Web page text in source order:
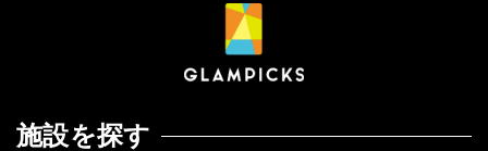
施設を探す